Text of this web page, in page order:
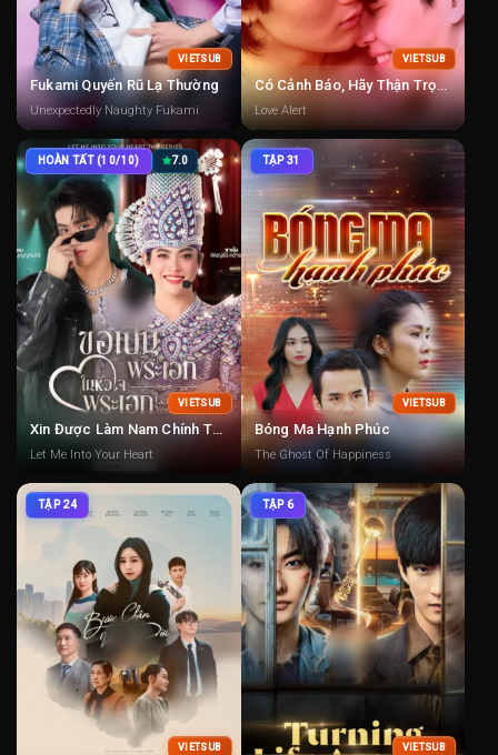
VIETSUB
Fukami Quyến Rũ Lạ Thường
Unexpectedly Naughty Fukami
VIETSUB
Có Cảnh Báo, Hãy Thận Trọng
Love Alert
HOÀN TẤT (10/10) 7.0
VIETSUB
Xin Được Làm Nam Chính Trong Trái Tim Nam Chính
Let Me Into Your Heart
TẬP 31
VIETSUB
Bóng Ma Hạnh Phúc
The Ghost Of Happiness
TẬP 24
VIETSUB
TẬP 6
VIETSUB